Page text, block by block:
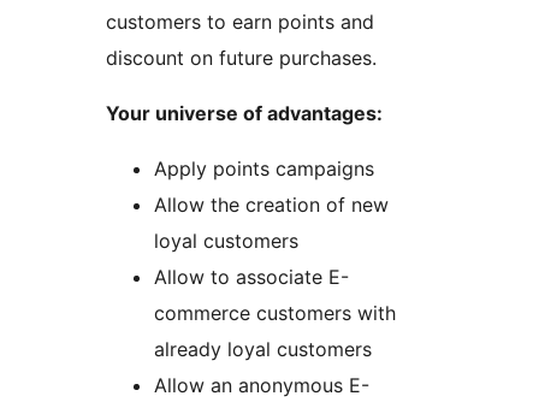
customers to earn points and
discount on future purchases.
Your universe of advantages:
Apply points campaigns
Allow the creation of new
loyal customers
Allow to associate E-
commerce customers with
already loyal customers
Allow an anonymous E-